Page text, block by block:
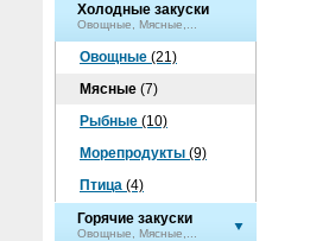
Холодные закуски
Овощные, Мясные,...
Овощные (21)
Мясные (7)
Рыбные (10)
Морепродукты (9)
Птица (4)
Горячие закуски
Овощные, Мясные,...